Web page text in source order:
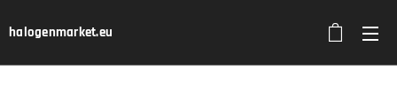
halogenmarket.eu